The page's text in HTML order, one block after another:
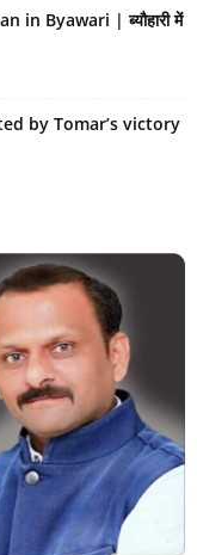
Byawari | ब्यौहारी में
by Tomar’s victory